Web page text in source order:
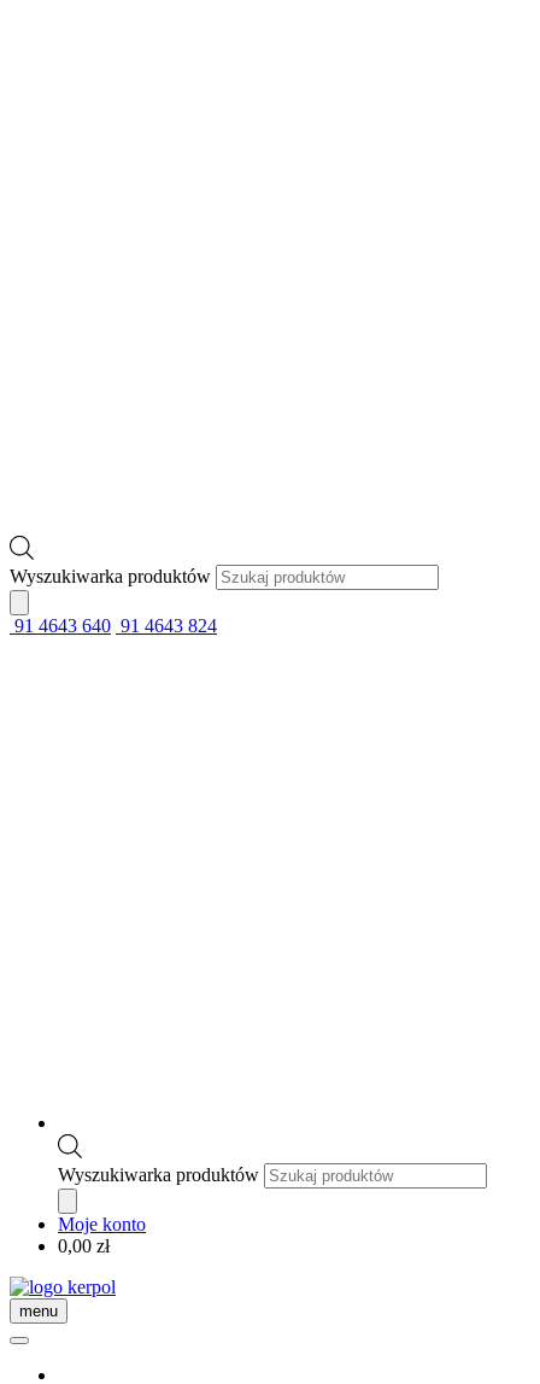
Wyszukiwarka produktów
91 4643 640 91 4643 824
Wyszukiwarka produktów
Moje konto
0,00 zł
menu